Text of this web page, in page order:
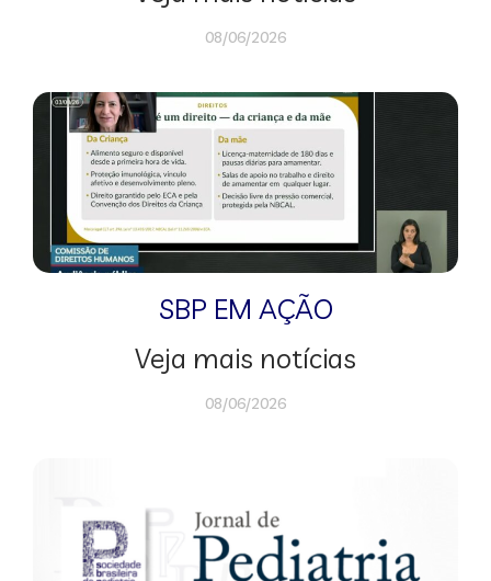
08/06/2026
SBP EM AÇÃO
Veja mais notícias
08/06/2026